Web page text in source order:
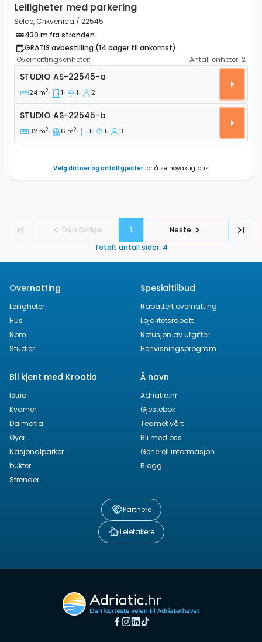
Leiligheter med parkering
Selce, Crikvenica / 22545
430 m fra stranden
GRATIS avbestilling (14 dager til ankomst)
Overnattingsenheter:
Antall enheter: 2
Leilighet studio Selce, Crikvenica AS-22545-a
STUDIO AS-22545-a
24 m2 1 1 2
Studio AS-22545-b
STUDIO AS-22545-b
32 m2 6 m2 1 1 3
Velg datoer og antall gjester for å se nøyaktig pris
Den forrige 1
Neste
Totalt antall sider: 4
Overnatting
Leiligheter
Hus
Rom
Studier
Spesialtilbud
Rabattert overnatting
Lojalitetsrabatt
Refusjon av utgifter
Henvisningsprogram
Bli kjent med Kroatia
Istria
Kvarner
Dalmatia
Øyer
Nasjonalparker
bukter
Strender
Å navn
Adriatic.hr
Gjestebok
Teamet vårt
Bli med oss
Generell informasjon
Blogg
Partnere
Leietakere